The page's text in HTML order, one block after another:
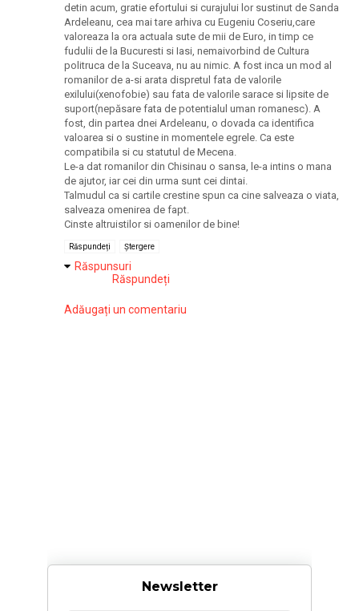
detin acum, gratie efortului si curajului lor sustinut de Sanda
Ardeleanu, cea mai tare arhiva cu Eugeniu Coseriu,care
valoreaza la ora actuala sute de mii de Euro, in timp ce
fudulii de la Bucuresti si Iasi, nemaivorbind de Cultura
politruca de la Suceava, nu au nimic. A fost inca un mod al
romanilor de a-si arata dispretul fata de valorile
exilului(xenofobie) sau fata de valorile sarace si lipsite de
suport(nepăsare fata de potentialul uman romanesc). A
fost, din partea dnei Ardeleanu, o dovada ca identifica
valoarea si o sustine in momentele egrele. Ca este
compatibila si cu statutul de Mecena.
Le-a dat romanilor din Chisinau o sansa, le-a intins o mana
de ajutor, iar cei din urma sunt cei dintai.
Talmudul ca si cartile crestine spun ca cine salveaza o viata,
salveaza omenirea de fapt.
Cinste altruistilor si oamenilor de bine!
Răspundeți Ștergere
Răspunsuri
Răspundeți
Adăugați un comentariu
Newsletter